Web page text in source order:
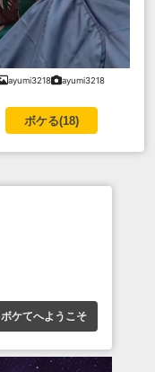
ayumi3218 ayumi3218
ボケる(18)
ボケてへようこそ